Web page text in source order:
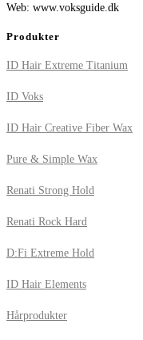
Web: www.voksguide.dk
Produkter
ID Hair Extreme Titanium
ID Voks
ID Hair Creative Fiber Wax
Pure & Simple Wax
Renati Strong Hold
Renati Rock Hard
D:Fi Extreme Hold
ID Hair Elements
Hårprodukter